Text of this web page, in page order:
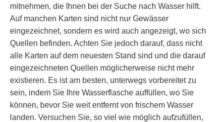
mitnehmen, die Ihnen bei der Suche nach Wasser hilft.
Auf manchen Karten sind nicht nur Gewässer
eingezeichnet, sondern es wird auch angezeigt, wo sich
Quellen befinden. Achten Sie jedoch darauf, dass nicht
alle Karten auf dem neuesten Stand sind und die darauf
eingezeichneten Quellen möglicherweise nicht mehr
existieren. Es ist am besten, unterwegs vorbereitet zu
sein, indem Sie Ihre Wasserflasche auffüllen, wo Sie
können, bevor Sie weit entfernt von frischem Wasser
landen. Versuchen Sie, so viel wie möglich aufzufüllen,